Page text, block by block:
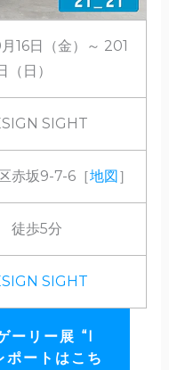
16日（金）～ 201
日）
SIGHT
赤坂9-7-6［地図］
徒歩5分
SIGHT
ーリー展 “I
ートはこち